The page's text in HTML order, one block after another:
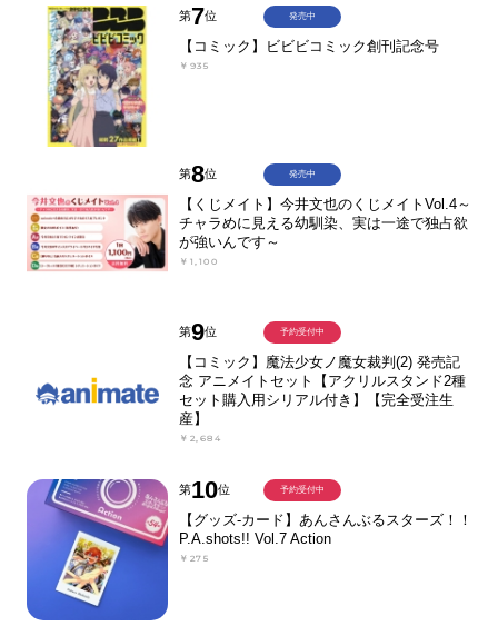
第7位
【コミック】ビビビコミック創刊記念号
￥935
発売中
第8位
【くじメイト】今井文也のくじメイトVol.4～
チャラめに見える幼馴染、実は一途で独占欲
が強いんです～
￥1,100
発売中
第9位
【コミック】魔法少女ノ魔女裁判(2) 発売記
念 アニメイトセット【アクリルスタンド2種
セット購入用シリアル付き】【完全受注生
産】
￥2,684
予約受付中
第10位
【グッズ-カード】あんさんぶるスターズ！！
P.A.shots!! Vol.7 Action
￥275
予約受付中